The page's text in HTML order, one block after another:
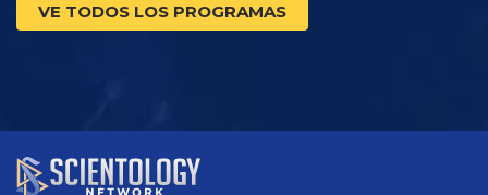
VE TODOS LOS PROGRAMAS